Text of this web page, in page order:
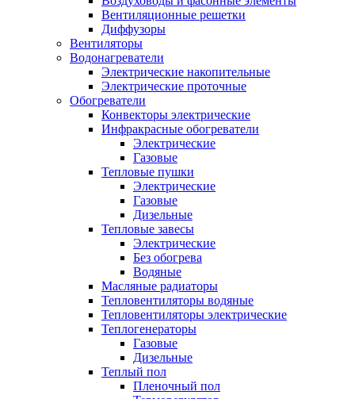
Вентиляционные решетки
Диффузоры
Вентиляторы
Водонагреватели
Электрические накопительные
Электрические проточные
Обогреватели
Конвекторы электрические
Инфракрасные обогреватели
Электрические
Газовые
Тепловые пушки
Электрические
Газовые
Дизельные
Тепловые завесы
Электрические
Без обогрева
Водяные
Масляные радиаторы
Тепловентиляторы водяные
Тепловентиляторы электрические
Теплогенераторы
Газовые
Дизельные
Теплый пол
Пленочный пол